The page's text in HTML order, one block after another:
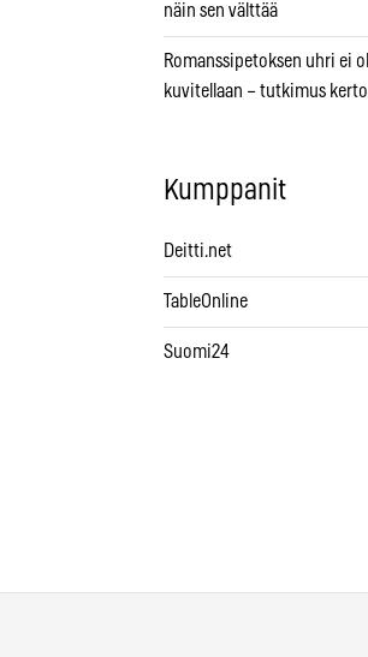
näin sen välttää
Romanssipetoksen uhri ei
kuvitellaan – tutkimus
Kumppanit
Deitti.net
TableOnline
Suomi24